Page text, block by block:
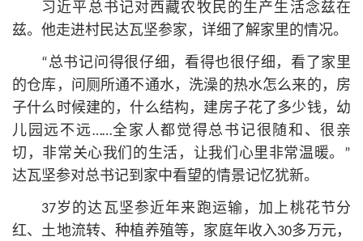
习近平 总书记对西藏农牧民的生产生活念兹在
兹。他走进村民达瓦坚参家，详细了解家里的情况。
“总书记 问得很仔细，看得也很仔细，看了家里
的仓库，问厕所通不通水，洗澡的热水怎么来的，房
子什么时候建的，什么结构，建房子花了多少钱，幼
儿园远不远……全家人都觉得总 书记很随和、很亲
切，非常关心我们的生活，让我们心里非常温暖。”
达瓦坚参对总书记到家中看望的情景记忆犹新。
37岁的达瓦坚参近年来跑运输，加上桃花节分
红、土地流转、种植养殖等，家庭年收入30多万元，